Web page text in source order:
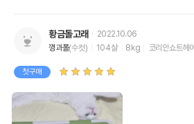
황금돌고래
2022.10.06
깽과폴(수컷) 104살 8kg 코리안쇼트헤어
첫구매